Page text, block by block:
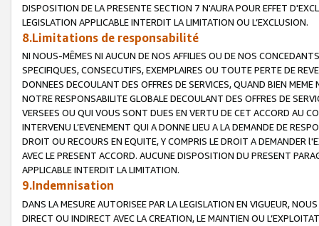
DISPOSITION DE LA PRESENTE SECTION 7 N'AURA POUR EFFET
LEGISLATION APPLICABLE INTERDIT LA LIMITATION OU L’EXCLUSION.
8.Limitations de responsabilité
NI NOUS-MÊMES NI AUCUN DE NOS AFFILIES OU DE NOS
SPECIFIQUES, CONSECUTIFS, EXEMPLAIRES OU TOUTE PERTE DE
DONNEES DECOULANT DES OFFRES DE SERVICES, QUAND BIEN
NOTRE RESPONSABILITE GLOBALE DECOULANT DES OFFRES DE
VERSEES OU QUI VOUS SONT DUES EN VERTU DE CET ACCORD AU
INTERVENU L’EVENEMENT QUI A DONNE LIEU A LA DEMANDE DE
DROIT OU RECOURS EN EQUITE, Y COMPRIS LE DROIT A DEMANDER
AVEC LE PRESENT ACCORD. AUCUNE DISPOSITION DU PRESENT
APPLICABLE INTERDIT LA LIMITATION.
9.Indemnisation
DANS LA MESURE AUTORISEE PAR LA LEGISLATION EN VIGUEUR,
DIRECT OU INDIRECT AVEC LA CREATION, LE MAINTIEN OU